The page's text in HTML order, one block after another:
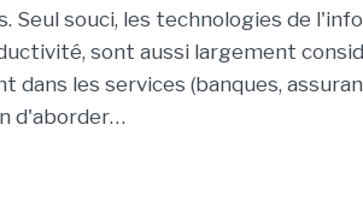
Seul souci, les technologies de
sont aussi largement
dans les services (banques,
d'aborder…